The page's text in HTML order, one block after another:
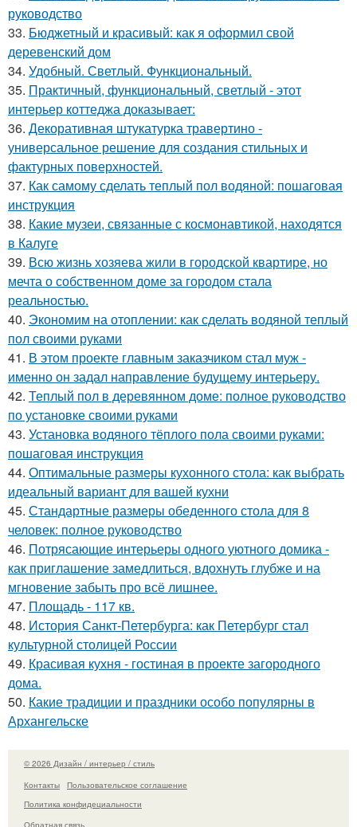
руководство
33. Бюджетный и красивый: как я оформил свой
деревенский дом
34. Удобный. Светлый. Функциональный.
35. Практичный, функциональный, светлый - этот
интерьер коттеджа доказывает:
36. Декоративная штукатурка травертино -
универсальное решение для создания стильных и
фактурных поверхностей.
37. Как самому сделать теплый пол водяной: пошаговая
инструкция
38. Какие музеи, связанные с космонавтикой, находятся
в Калуге
39. Всю жизнь хозяева жили в городской квартире, но
мечта о собственном доме за городом стала
реальностью.
40. Экономим на отоплении: как сделать водяной теплый
пол своими руками
41. В этом проекте главным заказчиком стал муж -
именно он задал направление будущему интерьеру.
42. Теплый пол в деревянном доме: полное руководство
по установке своими руками
43. Установка водяного тёплого пола своими руками:
пошаговая инструкция
44. Оптимальные размеры кухонного стола: как выбрать
идеальный вариант для вашей кухни
45. Стандартные размеры обеденного стола для 8
человек: полное руководство
46. Потрясающие интерьеры одного уютного домика -
как приглашение замедлиться, вдохнуть глубже и на
мгновение забыть про всё лишнее.
47. Площадь - 117 кв.
48. История Санкт-Петербурга: как Петербург стал
культурной столицей России
49. Красивая кухня - гостиная в проекте загородного
дома.
50. Какие традиции и праздники особо популярны в
Архангельске
© 2026 Дизайн / интерьер / стиль
Контакты
Пользовательское соглашение
Политика конфидециальности
Обратная связь